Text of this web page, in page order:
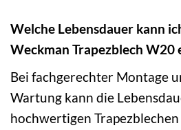
Welche Lebensdauer kann
Weckman Trapezblech W20
Bei fachgerechter Montage
Wartung kann die
hochwertigen